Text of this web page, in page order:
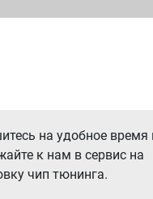
на удобное время
к нам в сервис на
чип тюнинга.